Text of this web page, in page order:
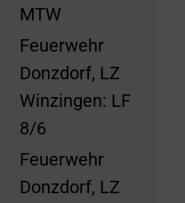
MTW
Feuerwehr
Donzdorf, LZ
Winzingen: LF
8/6
Feuerwehr
Donzdorf, LZ